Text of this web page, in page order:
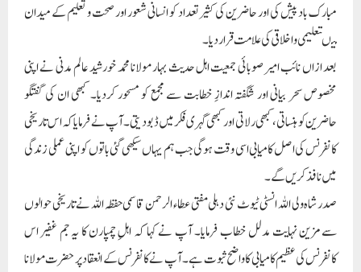
مبارک باد پیش کی اور حاضرین کی کثیر تعداد کو انسانی شعور اور صحت و تعلیم کے میدان
میںتعلیمی و اخلاقی کی علامت قرار دیا۔
بعد ازاں نائب امیر صوبائی جمعیت اہل حدیث بہار مولانا محمد خورشید عالم مدنی نے اپنی
مخصوص سحر بیانی اور شگفتہ اندازِ خطابت سے مجمع کو مسحور کردیا۔ کبھی ان کی گفتگو
حاضرین کو ہنساتی، کبھی رلاتی اور کبھی گہری فکر میں ڈبودیتی۔ آپ نے فرمایا کہ اس تاریخی
کانفرنس کی اصل کامیابی اسی وقت ہوگی جب ہم یہاں سیکھی گئی باتوں کو اپنی عملی زندگی
میں نافذ کریں گے۔
صدر شاہ ولی اللہ انسٹی ٹیوٹ نئی دہلی مفتی عطاء الرحمن قاسمی حفظہ اللہ نے تاریخی حوالوں
سے مزین نہایت مدلل خطاب فرمایا۔ آپ نے کہا کہ اہلِ چمپارن کا یہ جم غفیر اس
کانفرنس کی عظیم کامیابی کا واضح ثبوت ہے۔ آپ نے کانفرنس کے انعقاد پر حضرت مولانا